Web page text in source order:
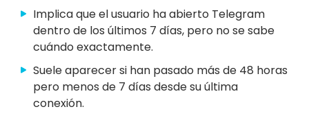
Implica que el usuario ha abierto Telegram
dentro de los últimos 7 días, pero no se sabe
cuándo exactamente.
Suele aparecer si han pasado más de 48 horas
pero menos de 7 días desde su última
conexión.